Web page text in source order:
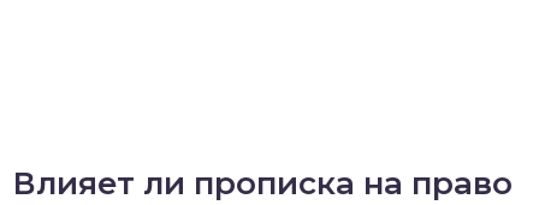
Влияет ли прописка на право